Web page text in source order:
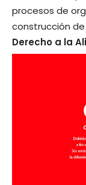
procesos de
construcción
Derecho a la